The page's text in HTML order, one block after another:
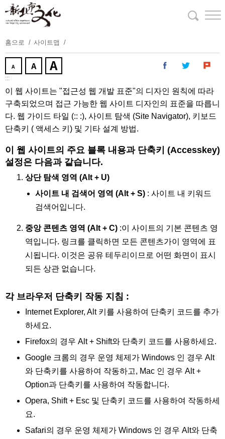
용
보
홈으로 사이트맵
:::
이 웹 사이트는 "접근성 웹 개발 표준"의 디자인 원칙에 따라
구축되었으며 접근 가능한 웹 사이트 디자인의 표준을 따릅니
다. 웹 가이드 타일 (:: :), 사이트 탐색 (Site Navigator), 키보드
단축키 ( 액세스 키) 및 기타 설계 방법.
이 웹 사이트의 주요 블록 내용과 단축키 (Accesskey)
설정은 다음과 같습니다.
상단 탐색 영역 (Alt + U)
사이트 내 검색어 영역 (Alt + S) : 사이트 내 키워드
검색어입니다.
중앙 콘텐츠 영역 (Alt + C) :이 사이트의 기본 콘텐츠 영
역입니다. 링크를 클릭하면 모든 콘텐츠가이 영역에 표
시됩니다. 이것은 공유 테두리이므로 어떤 화면이 표시
되든 상관 없습니다.
각 브라우저 단축키 작동 지침 :
Internet Explorer, Alt 키를 사용하여 단축키 코드를 추가
하세요.
Firefox의 경우 Alt + Shift와 단축키 코드를 사용하세요.
Google 크롬의 경우 운영 체제가 Windows 인 경우 Alt
와 단축키를 사용하여 작동하고, Mac 인 경우 Alt +
Option과 단축키를 사용하여 작동합니다.
Opera, Shift + Esc 및 단축키 코드를 사용하여 작동하세
요.
Safari의 경우 운영 체제가 Windows 인 경우 Alt와 단축